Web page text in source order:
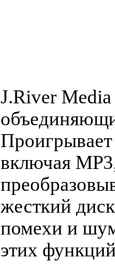
J.River
включая
жесткий
помехи и
этих